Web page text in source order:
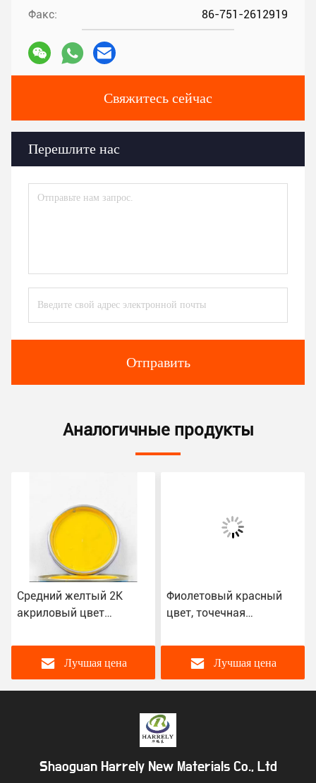
Факс: 86-751-2612919
Свяжитесь сейчас
Перешлите нас
Отправить
Аналогичные продукты
Средний желтый 2K
акриловый цвет
магазин Спрей
автомобильной краски
Лучшая цена
Фиолетовый красный
цвет, точечная
OEM 2K металлическая
автомобильная краска
лака
Лучшая цена
Shaoguan Harrely New Materials Co., Ltd